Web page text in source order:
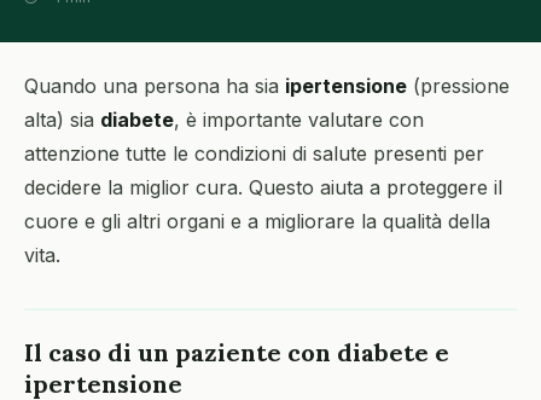
Quando una persona ha sia ipertensione (pressione
alta) sia diabete, è importante valutare con
attenzione tutte le condizioni di salute presenti per
decidere la miglior cura. Questo aiuta a proteggere il
cuore e gli altri organi e a migliorare la qualità della
vita.
Il caso di un paziente con diabete e
ipertensione